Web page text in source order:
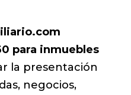
para inmuebles
la presentación
negocios,